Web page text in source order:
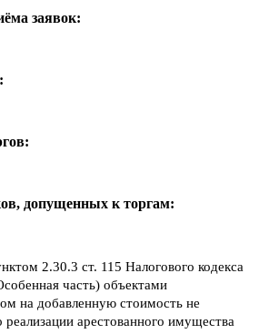
заявок:
допущенных к торгам:
2.30.3 ст. 115 Налогового кодекса
часть) объектами
на добавленную стоимость не
арестованного имущества